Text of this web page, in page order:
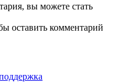
вы можете стать
оставить комментарий